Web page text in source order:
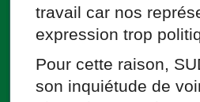
travail car nos
expression trop
Pour cette raison,
son inquiétude de